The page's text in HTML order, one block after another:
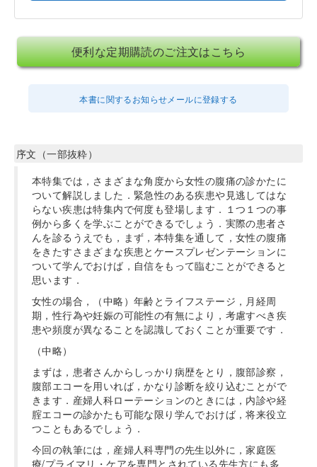
便利な定期購読のご注文はこちら
本書に関するお知らせメールに登録する
序文（一部抜粋）
本特集では，さまざまな角度から女性の腹痛の診かたに
ついて解説しました．緊急性のある疾患や見逃してはな
らない疾患は特集内で何度も登場します．１つ１つの事
例から多くを学ぶことができるでしょう．実際の患者さ
んを診るうえでも，まず，本特集を通して，女性の腹痛
をきたすさまざまな疾患とケースプレゼンテーションに
ついて学んでおけば，自信をもって臨むことができると
思います．
女性の場合，（中略）年齢とライフステージ，月経周
期，性行為や妊娠の可能性の有無により，考慮すべき疾
患や頻度が異なることを認識しておくことが重要です．
（中略）
まずは，患者さんからしっかり病歴をとり，腹部診察，
腹部エコーを用いれば，かなり診断を絞り込むことがで
きます．産婦人科ローテーションのときには，内診や経
腟エコーの診かたも可能な限り学んでおけば，将来役立
つこともあるでしょう．
今回の執筆には，産婦人科専門の先生以外に，家庭医
療/プライマリ・ケアを専門とされている先生方にも多